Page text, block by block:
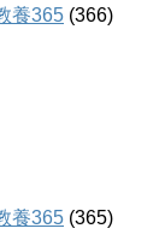
養365 (366)
養365 (365)